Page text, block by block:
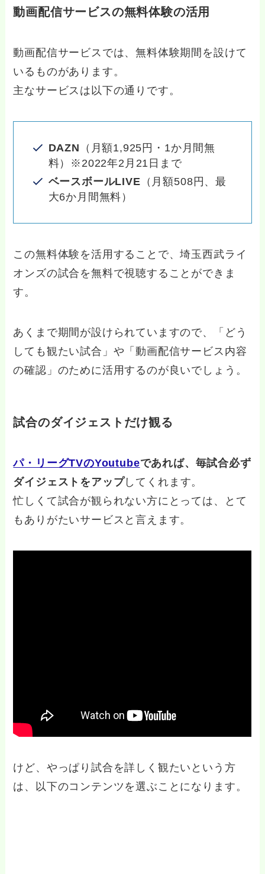
動画配信サービスの無料体験の活用
動画配信サービスでは、無料体験期間を設けて
いるものがあります。
主なサービスは以下の通りです。
DAZN （月額1,925円・1か月間無
料）※2022年2月21日まで
ベースボールLIVE （月額508円、最
大6か月間無料）
この無料体験を活用することで、埼玉西武ライ
オンズの試合を無料で視聴することができま
す。
あくまで期間が設けられていますので、「どう
しても観たい試合」や「動画配信サービス内容
の確認」のために活用するのが良いでしょう。
試合のダイジェストだけ観る
パ・リーグTVのYoutubeであれば、毎試合必ず
ダイジェストをアップしてくれます。
忙しくて試合が観られない方にとっては、とて
もありがたいサービスと言えます。
けど、やっぱり試合を詳しく観たいという方
は、以下のコンテンツを選ぶことになります。